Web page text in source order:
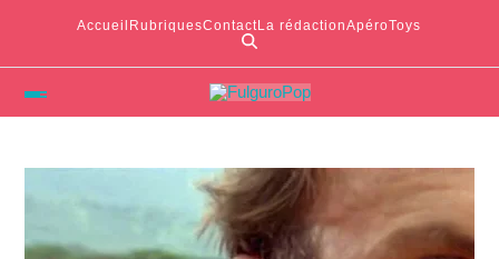
Accueil RubriquesContactLa rédactionApéroToys